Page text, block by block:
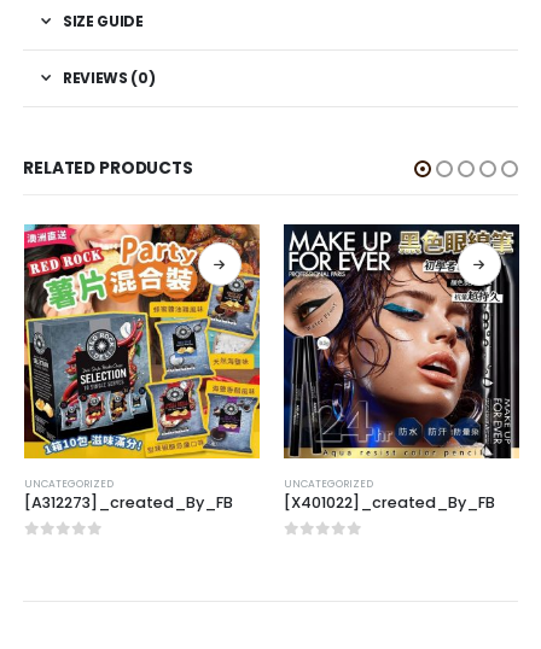
SIZE GUIDE
REVIEWS (0)
RELATED PRODUCTS
UNCATEGORIZED
[A312273]_created_By_FB
UNCATEGORIZED
[X401022]_created_By_FB